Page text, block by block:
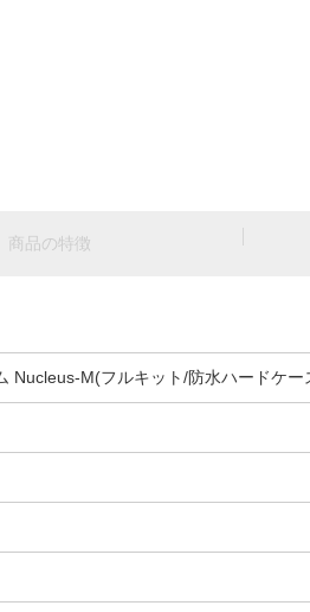
商品の特徴
Nucleus-M(フルキット/防水ハードケー